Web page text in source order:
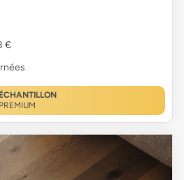
€
ÉCHANTILLON
PREMIUM